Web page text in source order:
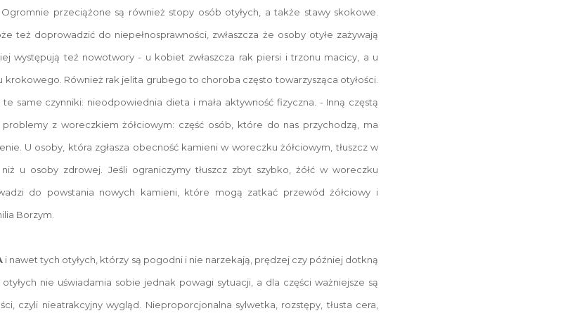
przeciążone są również stopy osób otyłych, a także stawy skokowe.
też doprowadzić do niepełnosprawności, zwłaszcza że osoby otyłe zażywają
występują też nowotwory - u kobiet zwłaszcza rak piersi i trzonu macicy, a u
krokowego. Również rak jelita grubego to choroba często towarzysząca otyłości.
same czynniki: nieodpowiednia dieta i mała aktywność fizyczna. - Inną częstą
z woreczkiem żółciowym: część osób, które do nas przychodzą, ma
U osoby, która zgłasza obecność kamieni w woreczku żółciowym, tłuszcz w
u osoby zdrowej. Jeśli ograniczymy tłuszcz zbyt szybko, żółć w woreczku
do powstania nowych kamieni, które mogą zatkać przewód żółciowy i
Borzym.
i nawet tych otyłych, którzy są pogodni i nie narzekają, prędzej czy później dotkną
nie uświadamia sobie jednak powagi sytuacji, a dla części ważniejsze są
czyli nieatrakcyjny wygląd. Nieproporcjonalna sylwetka, rozstępy, tłusta cera,